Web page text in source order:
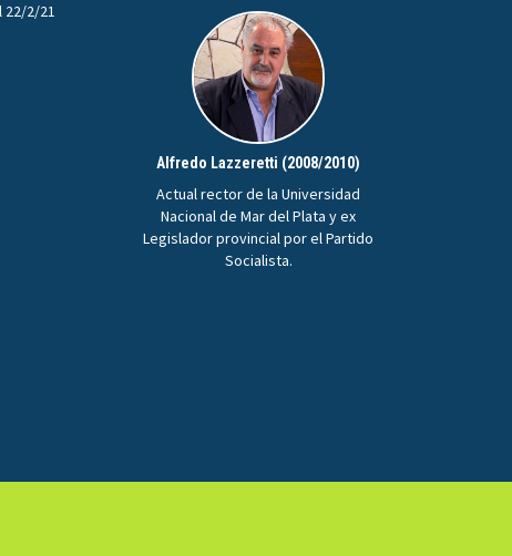
22/2/21
Alfredo Lazzeretti (2008/2010)
Actual rector de la Universidad
Nacional de Mar del Plata y ex
Legislador provincial por el Partido
Socialista.